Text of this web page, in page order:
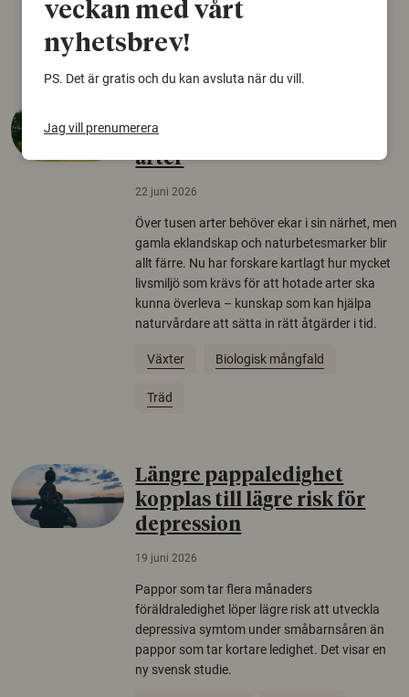
krävs för att rädda hotade
arter
22 juni 2026
Över tusen arter behöver ekar i sin närhet, men
gamla eklandskap och naturbetesmarker blir
allt färre. Nu har forskare kartlagt hur mycket
livsmiljö som krävs för att hotade arter ska
kunna överleva – kunskap som kan hjälpa
naturvårdare att sätta in rätt åtgärder i tid.
Växter Biologisk mångfald
Träd
Längre pappaledighet
kopplas till lägre risk för
depression
19 juni 2026
Pappor som tar flera månaders
föräldraledighet löper lägre risk att utveckla
depressiva symtom under småbarnsåren än
pappor som tar kortare ledighet. Det visar en
ny svensk studie.
veckan med vårt
nyhetsbrev!
PS. Det är gratis och du kan avsluta när du vill.
Jag vill prenumerera